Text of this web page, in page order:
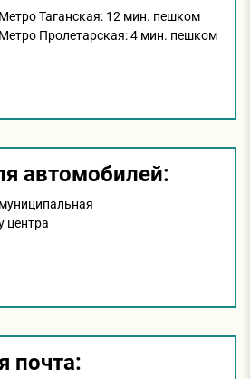
Метро Таганская: 12 мин. пешком
Метро Пролетарская:4 мин. пешком
автомобилей:
муниципальная
центра
почта: